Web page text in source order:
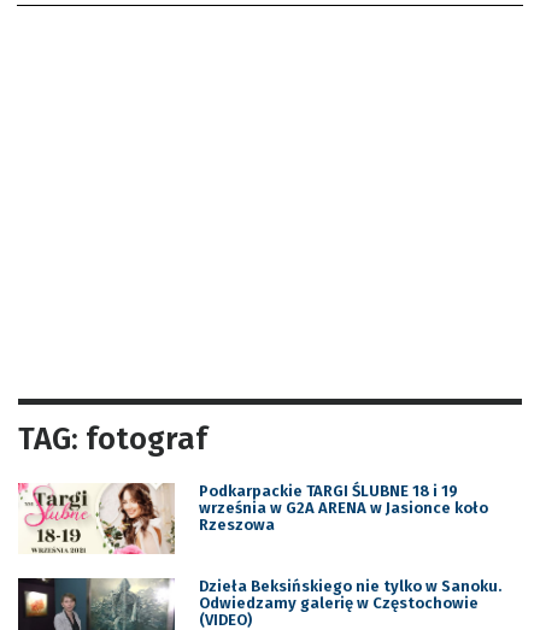
TAG: fotograf
Podkarpackie TARGI ŚLUBNE 18 i 19
września w G2A ARENA w Jasionce koło
Rzeszowa
Dzieła Beksińskiego nie tylko w Sanoku.
Odwiedzamy galerię w Częstochowie
(VIDEO)